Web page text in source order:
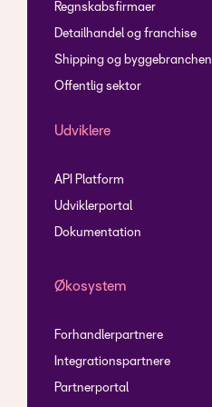
Regnskabsfirmaer
Detailhandel og franchise
Shipping og byggebranchen
Offentlig sektor
Udviklere
API Platform
Udviklerportal
Dokumentation
Økosystem
Forhandlerpartnere
Integrationspartnere
Partnerportal